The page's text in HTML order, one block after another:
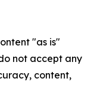
"as is"
not accept any
content,